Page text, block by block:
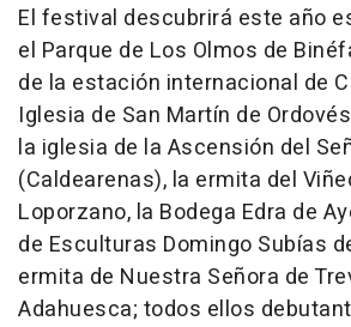
El festival descubrirá este año
el Parque de Los Olmos de
de la estación internacional de
Iglesia de San Martín de
la iglesia de la Ascensión del
(Caldearenas), la ermita del
Loporzano, la Bodega Edra de
de Esculturas Domingo Subías
ermita de Nuestra Señora de
Adahuesca; todos ellos